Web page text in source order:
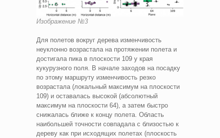
Изображение №3
Для полетов вокруг дерева изменчивость
неуклонно возрастала на протяжении полета и
достигала пика в плоскости 109 у края
кукурузного поля. В начале заходов на посадку
по этому маршруту изменчивость резко
возрастала (локальный максимум на плоскости
109) и оставалась высокой (абсолютный
максимум на плоскости 64), а затем быстро
снижалась ближе к концу полета. Область
наибольшей точности совпадала с близостью к
дереву как при исходящих полетах (плоскость